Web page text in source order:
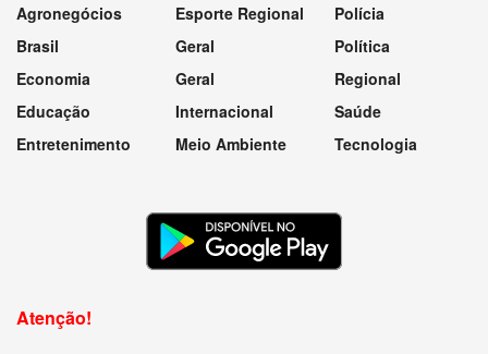
Agronegócios
Brasil
Economia
Educação
Entretenimento
Esporte Regional
Geral
Geral
Internacional
Meio Ambiente
Polícia
Política
Regional
Saúde
Tecnologia
Atenção!